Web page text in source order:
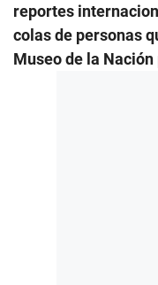
reportes
colas de personas
Museo de la